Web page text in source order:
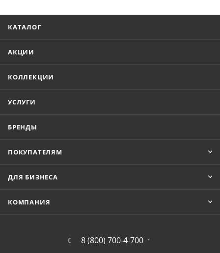
КАТАЛОГ
АКЦИИ
КОЛЛЕКЦИИ
УСЛУГИ
БРЕНДЫ
ПОКУПАТЕЛЯМ
ДЛЯ БИЗНЕСА
КОМПАНИЯ
8 (800) 700-4-700